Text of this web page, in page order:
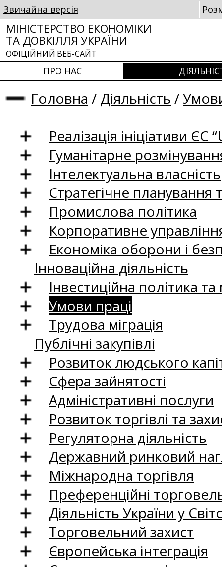
Звичайна версія
МІНІСТЕРСТВО ЕКОНОМІКИ
ТА ДОВКІЛЛЯ УКРАЇНИ
ОФІЦІЙНИЙ ВЕБ-САЙТ
ПРО НАС
Головна / Діяльність /
Реалізація ініціативи ЄС
Гуманітарне
Інтелектуальна власність
Стратегічне
Промислова політика
Корпоративне
Економіка оборони і
Інноваційна діяльність
Інвестиційна політика
Умови праці
Трудова міграція
Публічні закупівлі
Розвиток людського
Сфера зайнятості
Адміністративні послуги
Розвиток торгівлі та
Регуляторна діяльність
Державний ринковий
Міжнародна торгівля
Преференційні
Діяльність України у
Торговельний захист
Європейська інтеграція